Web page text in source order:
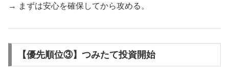
→ まずは安心を確保してから攻める。
【優先順位③】つみたて投資開始